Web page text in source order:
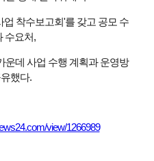
업 착수보고회'를 갖고 공모 수
수요처,
운데 사업 수행 계획과 운영방
했다.
view/1266989